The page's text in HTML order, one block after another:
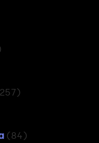
(84)